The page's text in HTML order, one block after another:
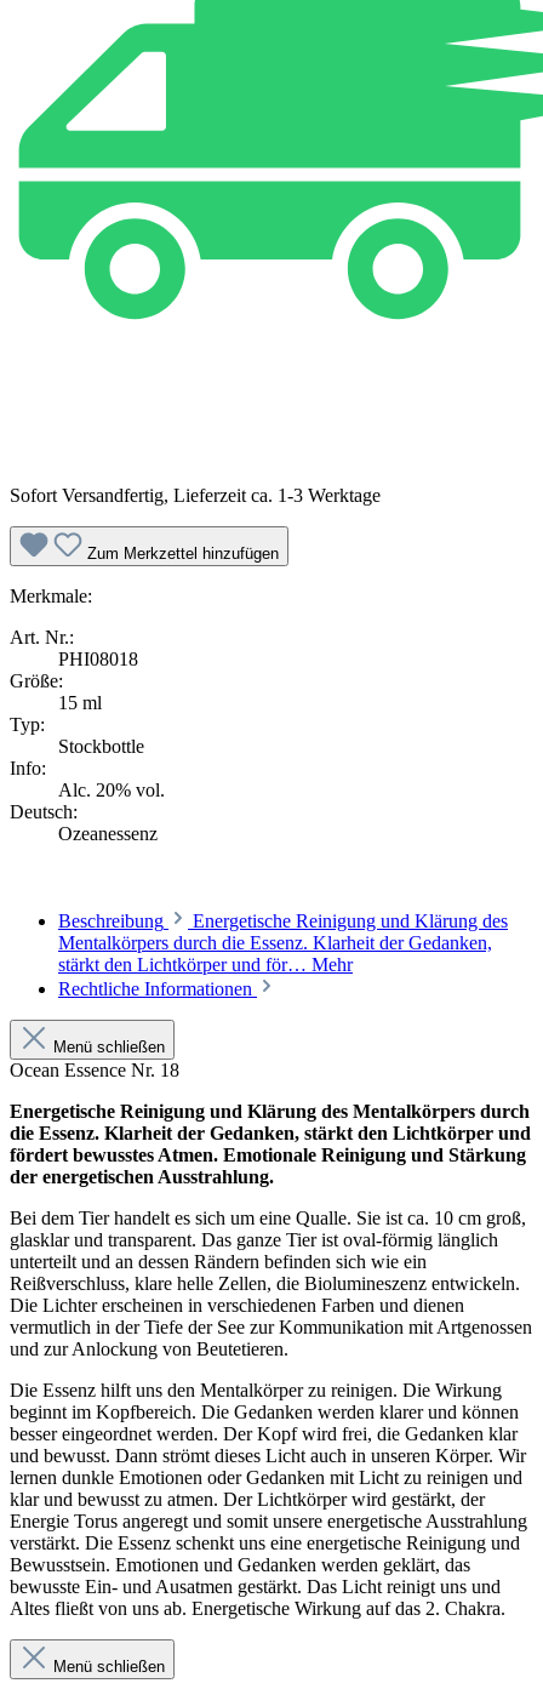
Sofort Versandfertig, Lieferzeit ca. 1-3 Werktage
Zum Merkzettel hinzufügen
Merkmale:
Art. Nr.:
PHI08018
Größe:
15 ml
Typ:
Stockbottle
Info:
Alc. 20% vol.
Deutsch:
Ozeanessenz
Beschreibung
Energetische Reinigung und Klärung des
Mentalkörpers durch die Essenz. Klarheit der Gedanken,
stärkt den Lichtkörper und för… Mehr
Rechtliche Informationen
Menü schließen
Ocean Essence Nr. 18
Energetische Reinigung und Klärung des Mentalkörpers durch
die Essenz. Klarheit der Gedanken, stärkt den Lichtkörper und
fördert bewusstes Atmen. Emotionale Reinigung und Stärkung
der energetischen Ausstrahlung.
Bei dem Tier handelt es sich um eine Qualle. Sie ist ca. 10 cm groß,
glasklar und transparent. Das ganze Tier ist oval-förmig länglich
unterteilt und an dessen Rändern befinden sich wie ein
Reißverschluss, klare helle Zellen, die Biolumineszenz entwickeln.
Die Lichter erscheinen in verschiedenen Farben und dienen
vermutlich in der Tiefe der See zur Kommunikation mit Artgenossen
und zur Anlockung von Beutetieren.
Die Essenz hilft uns den Mentalkörper zu reinigen. Die Wirkung
beginnt im Kopfbereich. Die Gedanken werden klarer und können
besser eingeordnet werden. Der Kopf wird frei, die Gedanken klar
und bewusst. Dann strömt dieses Licht auch in unseren Körper. Wir
lernen dunkle Emotionen oder Gedanken mit Licht zu reinigen und
klar und bewusst zu atmen. Der Lichtkörper wird gestärkt, der
Energie Torus angeregt und somit unsere energetische Ausstrahlung
verstärkt. Die Essenz schenkt uns eine energetische Reinigung und
Bewusstsein. Emotionen und Gedanken werden geklärt, das
bewusste Ein- und Ausatmen gestärkt. Das Licht reinigt uns und
Altes fließt von uns ab. Energetische Wirkung auf das 2. Chakra.
Menü schließen